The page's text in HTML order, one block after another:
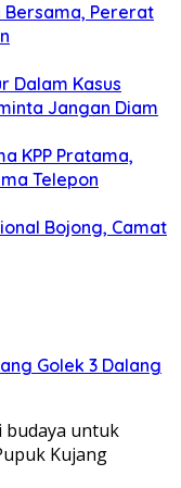
Bersama, Pererat
Dalam Kasus
Jangan Diam
KPP Pratama,
Telepon
Bojong, Camat
Golek 3 Dalang
budaya untuk
Kujang